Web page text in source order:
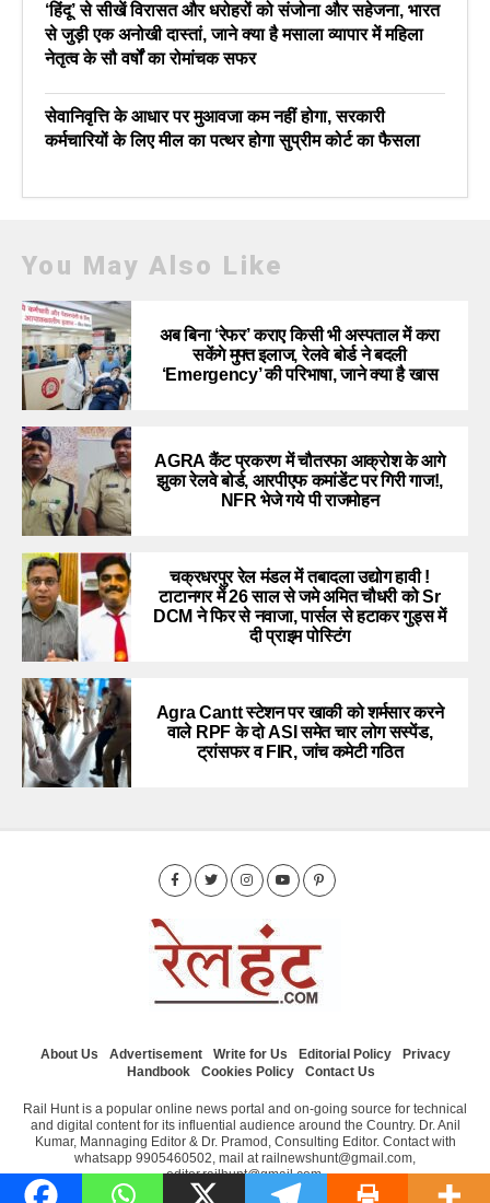
‘हिंदू’ से सीखें विरासत और धरोहरों को संजोना और सहेजना, भारत
से जुड़ी एक अनोखी दास्तां, जाने क्या है मसाला व्यापार में महिला
नेतृत्व के सौ वर्षों का रोमांचक सफर
सेवानिवृत्ति के आधार पर मुआवजा कम नहीं होगा, सरकारी
कर्मचारियों के लिए मील का पत्थर होगा सुप्रीम कोर्ट का फैसला
You May Also Like
अब बिना ‘रेफर’ कराए किसी भी अस्पताल में करा
सकेंगे मुफ्त इलाज, रेलवे बोर्ड ने बदली
‘Emergency’ की परिभाषा, जाने क्या है खास
AGRA कैंट प्रकरण में चौतरफा आक्रोश के आगे
झुका रेलवे बोर्ड, आरपीएफ कमांडेंट पर गिरी गाज!,
NFR भेजे गये पी राजमोहन
चक्रधरपुर रेल मंडल में तबादला उद्योग हावी !
टाटानगर में 26 साल से जमे अमित चौधरी को Sr
DCM ने फिर से नवाजा, पार्सल से हटाकर गुड्स में
दी प्राइम पोस्टिंग
Agra Cantt स्टेशन पर खाकी को शर्मसार करने
वाले RPF के दो ASI समेत चार लोग सस्पेंड,
ट्रांसफर व FIR, जांच कमेटी गठित
About Us Advertisement Write for Us Editorial Policy
Privacy
Handbook
Cookies Policy Contact Us
Rail Hunt is a popular online news portal and on-going source for technical
and digital content for its influential audience around the Country. Dr. Anil
Kumar, Mannaging Editor & Dr. Pramod, Consulting Editor. Contact with
whatsapp 9905460502, mail at railnewshunt@gmail.com,
editor.railhunt@gmail.com.